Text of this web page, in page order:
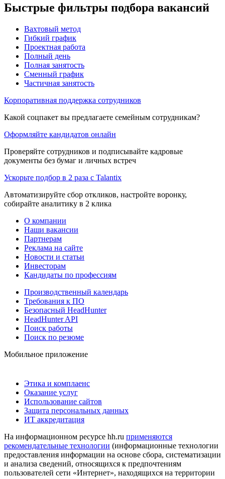
Быстрые фильтры подбора вакансий
Вахтовый метод
Гибкий график
Проектная работа
Полный день
Полная занятость
Сменный график
Частичная занятость
Корпоративная поддержка сотрудников
Какой соцпакет вы предлагаете семейным сотрудникам?
Оформляйте кандидатов онлайн
Проверяйте сотрудников и подписывайте кадровые
документы без бумаг и личных встреч
Ускорьте подбор в 2 раза с Talantix
Автоматизируйте сбор откликов, настройте воронку,
собирайте аналитику в 2 клика
О компании
Наши вакансии
Партнерам
Реклама на сайте
Новости и статьи
Инвесторам
Кандидаты по профессиям
Производственный календарь
Требования к ПО
Безопасный HeadHunter
HeadHunter API
Поиск работы
Поиск по резюме
Мобильное приложение
Этика и комплаенс
Оказание услуг
Использование сайтов
Защита персональных данных
ИТ аккредитация
На информационном ресурсе hh.ru применяются
рекомендательные технологии (информационные технологии
предоставления информации на основе сбора, систематизации
и анализа сведений, относящихся к предпочтениям
пользователей сети «Интернет», находящихся на территории